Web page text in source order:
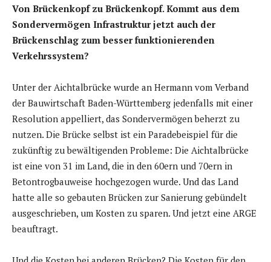
Von Brückenkopf zu Brückenkopf. Kommt aus dem
Sondervermögen Infrastruktur jetzt auch der
Brückenschlag zum besser funktionierenden
Verkehrssystem?
Unter der Aichtalbrücke wurde an Hermann vom Verband
der Bauwirtschaft Baden-Württemberg jedenfalls mit einer
Resolution appelliert, das Sondervermögen beherzt zu
nutzen. Die Brücke selbst ist ein Paradebeispiel für die
zukünftig zu bewältigenden Probleme: Die Aichtalbrücke
ist eine von 31 im Land, die in den 60ern und 70ern in
Betontrogbauweise hochgezogen wurde. Und das Land
hatte alle so gebauten Brücken zur Sanierung gebündelt
ausgeschrieben, um Kosten zu sparen. Und jetzt eine ARGE
beauftragt.